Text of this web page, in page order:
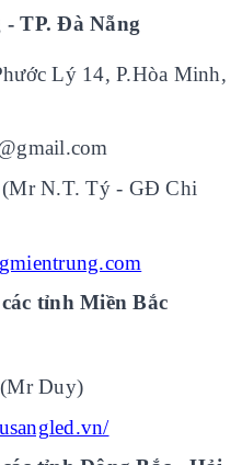
TP. Đà Nẵng
Lý 14, P.Hòa Minh,
N.T. Tý - GĐ Chi
tỉnh Miền Bắc
Duy)